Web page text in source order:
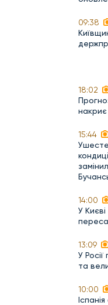
09:38
18:02
15:44
14:00
У
13:09
У
та
10:00